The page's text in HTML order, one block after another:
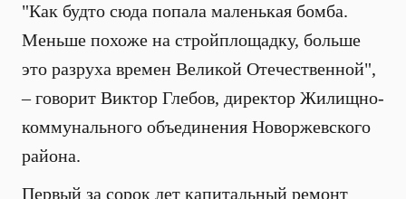
"Как будто сюда попала маленькая бомба.
Меньше похоже на стройплощадку, больше
это разруха времен Великой Отечественной",
– говорит Виктор Глебов, директор Жилищно-
коммунального объединения Новоржевского
района.
Первый за сорок лет капитальный ремонт